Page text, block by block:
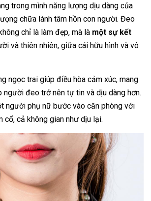
trong mình năng lượng dịu dàng của
chữa lành tâm hồn con người. Đeo
chỉ là làm đẹp, mà là một sự kết
và thiên nhiên, giữa cái hữu hình và vô
ngọc trai giúp điều hòa cảm xúc, mang
người đeo trở nên tự tin và dịu dàng hơn.
người phụ nữ bước vào căn phòng với
cổ, cả không gian như dịu lại.